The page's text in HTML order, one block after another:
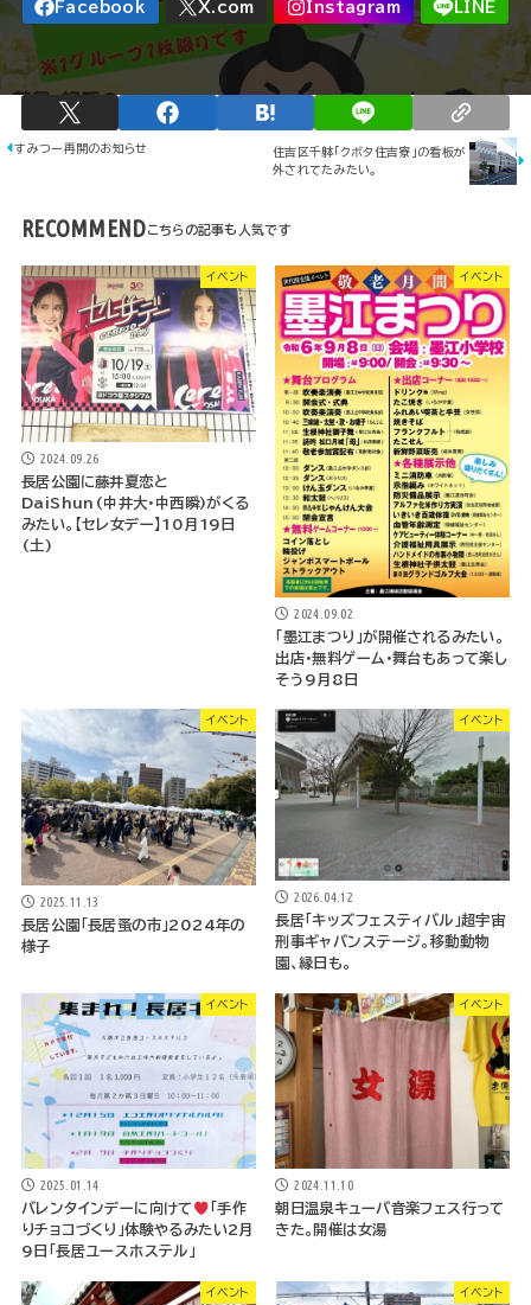
すみつー再開のお知らせ
住吉区千躰「クボタ住吉寮」の看板が
外されてたみたい。
RECOMMEND
イベント
2024.09.26
長居公園に藤井夏恋と
DaiShun(中井大・中西瞬)がくる
みたい。【セレ女デー】10月19日
(土)
イベント
2024.09.02
「墨江まつり」が開催されるみたい。
出店・無料ゲーム・舞台もあって楽し
そう9月8日
イベント
2025.11.13
長居公園「長居蚤の市」2024年の
様子
イベント
2026.04.12
長居「キッズフェスティバル」超宇宙
刑事ギャバンステージ。移動動物
園、縁日も。
イベント
2025.01.14
バレンタインデーに向けて
「手作
りチョコづくり」体験やるみたい2月
9日「長居ユースホステル」
イベント
2024.11.10
朝日温泉キューバ音楽フェス行って
きた。開催は女湯
イベント イベント